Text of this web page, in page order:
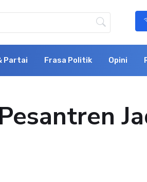
Partai Frasa Politik Opini